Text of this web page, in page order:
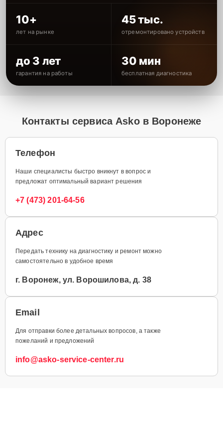
10+
лет на рынке
45 тыс.
отремонтировано устройств
до 3 лет
гарантия на работы
30 мин
бесплатная диагностика
Контакты сервиса Asko в Воронеже
Телефон
Наши специалисты быстро вникнут в вопрос и
предложат оптимальный вариант решения
+7 (473) 201-64-56
Адрес
Передать технику на диагностику и ремонт можно
самостоятельно в удобное время
г. Воронеж, ул. Ворошилова, д. 38
Email
Для отправки более детальных вопросов, а также
пожеланий и предложений
info@asko-service-center.ru